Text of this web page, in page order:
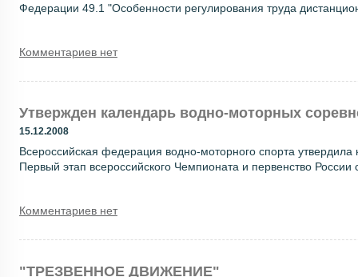
Федерации 49.1 "Особенности регулирования труда
Комментариев нет
Утвержден календарь водно-моторных
15.12.2008
Всероссийская федерация водно-моторного спорта
Первый этап всероссийского Чемпионата и первенство России
Комментариев нет
"ТРЕЗВЕННОЕ ДВИЖЕНИЕ"